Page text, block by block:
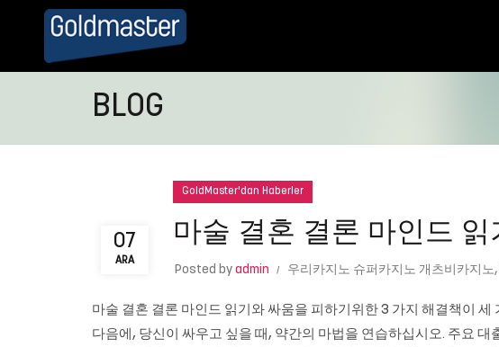
BLOG
07
ARA
GoldMaster'dan Haberler
마술 결혼 결론 마인드 읽
Posted by admin 우리카지노 슈퍼카지노 개츠비카지노,
마술 결혼 결론 마인드 읽기와 싸움을 피하기위한 3 가지 해결책이
다음에, 당신이 싸우고 싶을 때, 약간의 마법을 연습하십시오. 주요